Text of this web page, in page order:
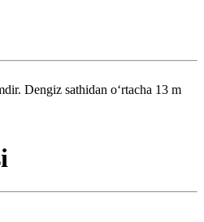
Dengiz sathidan oʻrtacha 13 m